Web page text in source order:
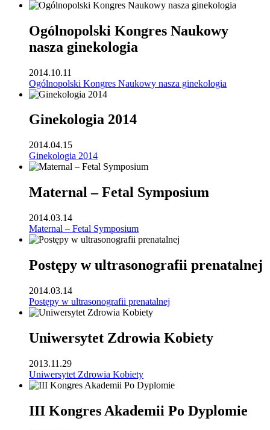
Ogólnopolski Kongres Naukowy
nasza ginekologia
2014.10.11
Ogólnopolski Kongres Naukowy nasza ginekologia
Ginekologia 2014
2014.04.15
Ginekologia 2014
Maternal – Fetal Symposium
2014.03.14
Maternal – Fetal Symposium
Postępy w ultrasonografii prenatalnej
2014.03.14
Postępy w ultrasonografii prenatalnej
Uniwersytet Zdrowia Kobiety
2013.11.29
Uniwersytet Zdrowia Kobiety
III Kongres Akademii Po Dyplomie